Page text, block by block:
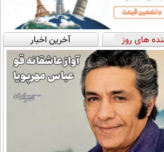
های روز آخرین اخبار